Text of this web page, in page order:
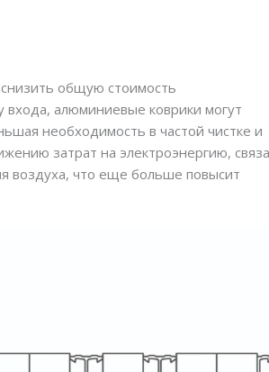
общую стоимость
входа, алюминиевые коврики могут
необходимость в частой чистке и
затрат на электроэнергию,
воздуха, что еще больше повысит